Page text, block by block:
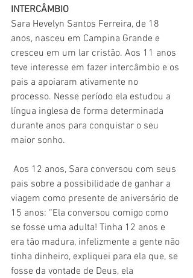
INTERCÂMBIO
Sara Hevelyn Santos Ferreira, de 18
anos, nasceu em Campina Grande e
cresceu em um lar cristão. Aos 11 anos
teve interesse em fazer intercâmbio e os
pais a apoiaram ativamente no
processo. Nesse período ela estudou a
língua inglesa de forma determinada
durante anos para conquistar o seu
maior sonho.
pais sobre a possibilidade de ganhar a
viagem como presente de aniversário de
15 anos: “Ela conversou comigo como
se fosse uma adulta! Tinha 12 anos e
era tão madura, infelizmente a gente não
tinha dinheiro, expliquei para ela que, se
fosse da vontade de Deus, ela